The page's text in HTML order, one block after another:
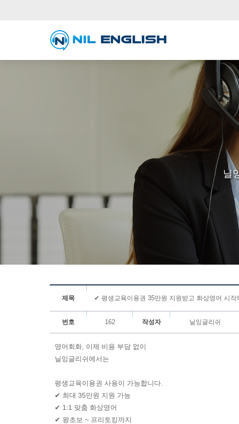
닐
제목 ✔ 평생교육이용권 35만원 지원받고 화상영어 시작
번호 162 작성자 닐잉글리쉬
영어회화, 이제 비용 부담 없이
닐잉글리쉬에서는
평생교육이용권 사용이 가능합니다.
✔ 최대 35만원 지원 가능
✔ 1:1 맞춤 화상영어
✔ 왕초보 ~ 프리토킹까지